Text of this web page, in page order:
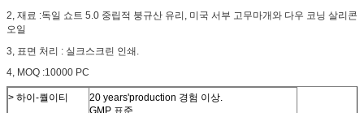
2, 재료 :독일 쇼트 5.0 중립적 붕규산 유리, 미국 서부 고무마개와 다우 코닝 살리콘
오일
3, 표면 처리 : 실크스크린 인쇄.
4, MOQ :10000 PC
> 하이-퀄이티
20 years'production 경험 이상.
GMP 표준.